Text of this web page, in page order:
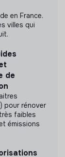
en France.
villes qui
de
pour rénover
faibles
émissions